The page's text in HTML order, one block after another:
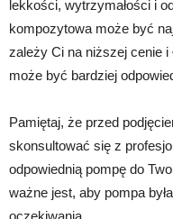
lekkości, wytrzymałości i
kompozytowa może być
zależy Ci na niższej cenie i
może być bardziej
Pamiętaj, że przed
skonsultować się z
odpowiednią pompę do
ważne jest, aby pompa
oczekiwania.